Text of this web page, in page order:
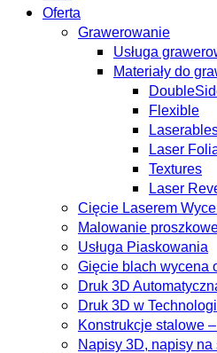
Oferta
Grawerowanie
Usługa
Materiały do
Flexible
Laser
Textures
Laser
Cięcie Laserem
Malowanie
Usługa Piaskowania
Gięcie blach wycena
Druk 3D
Druk 3D w
Konstrukcje stalowe
Napisy 3D, napisy